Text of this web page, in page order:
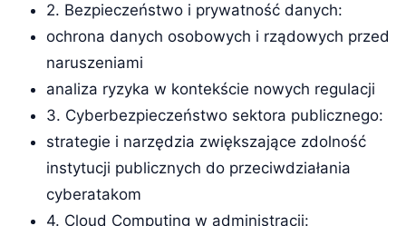
2. Bezpieczeństwo i prywatność danych:
ochrona danych osobowych i rządowych przed
naruszeniami
analiza ryzyka w kontekście nowych regulacji
3. Cyberbezpieczeństwo sektora publicznego:
strategie i narzędzia zwiększające zdolność
instytucji publicznych do przeciwdziałania
cyberatakom
4. Cloud Computing w administracji: